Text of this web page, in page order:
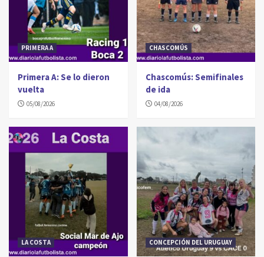
PRIMERA A
Primera A: Se lo dieron
vuelta
05/08/2026
CHASCOMÚS
Chascomús: Semifinales
de ida
04/08/2026
LA COSTA CONCEPCIÓN DEL URUGUAY